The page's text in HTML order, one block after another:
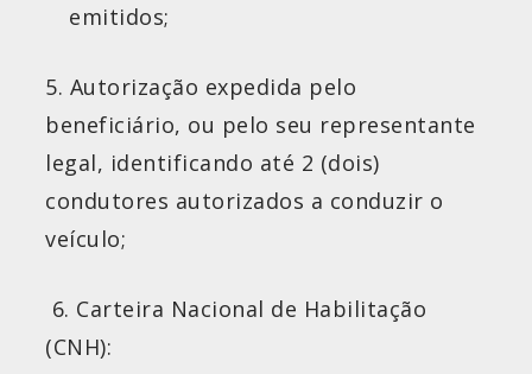
emitidos;
5. Autorização expedida pelo
beneficiário, ou pelo seu representante
legal, identificando até 2 (dois)
condutores autorizados a conduzir o
veículo;
6. Carteira Nacional de Habilitação
(CNH):